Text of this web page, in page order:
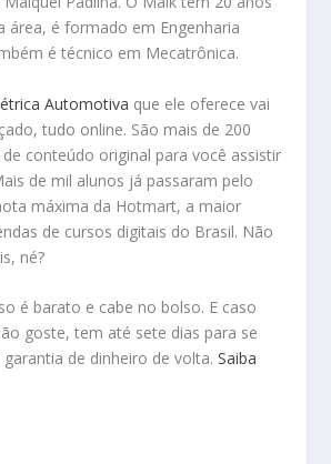
área, é formado em Engenharia
é técnico em Mecatrônica.
Automotiva que ele oferece vai
tudo online. São mais de 200
conteúdo original para você assistir
de mil alunos já passaram pelo
máxima da Hotmart, a maior
de cursos digitais do Brasil. Não
né?
é barato e cabe no bolso. E caso
goste, tem até sete dias para se
garantia de dinheiro de volta.Saiba